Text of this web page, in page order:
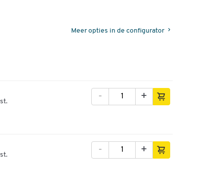
Meer opties in de configurator
+
-
+
-